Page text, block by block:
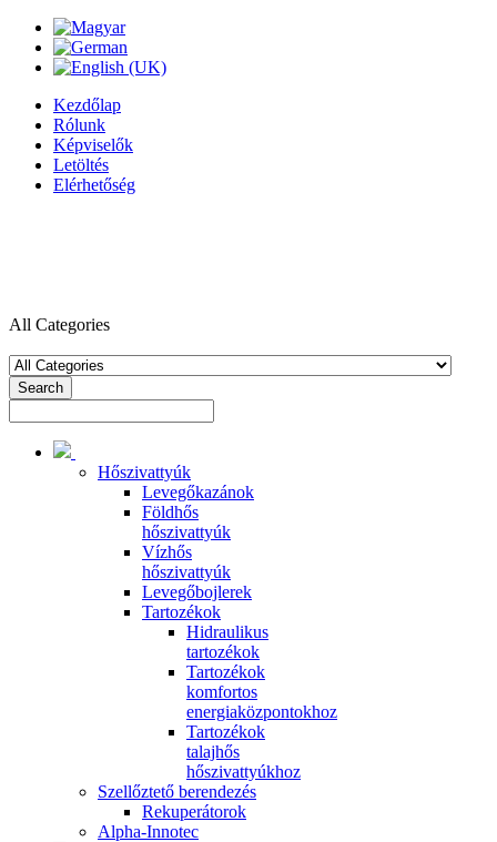
Kezdőlap
Rólunk
Képviselők
Letöltés
Elérhetőség
All Categories
Search
Hőszivattyúk
Levegőkazánok
Földhős
hőszivattyúk
Vízhős
hőszivattyúk
Levegőbojlerek
Tartozékok
Hidraulikus
tartozékok
Tartozékok
komfortos
energiaközpontokhoz
Tartozékok
talajhős
hőszivattyúkhoz
Szellőztető berendezés
Rekuperátorok
Alpha-Innotec